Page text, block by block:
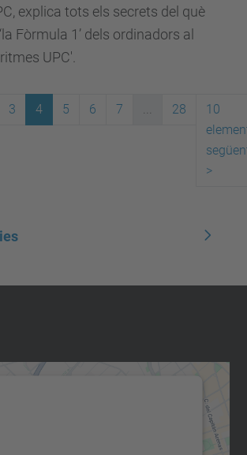
explica tots els secrets del què
Fòrmula 1’ dels ordinadors al
UPC'.
3 4 5 6 7 ... 28
10
>